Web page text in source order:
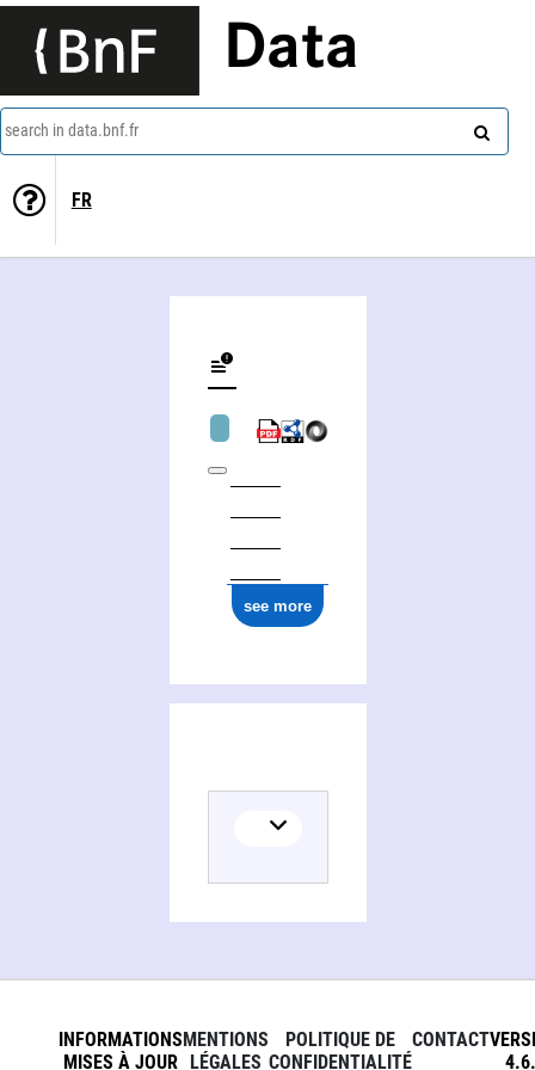
Data
search in data.bnf.fr
FR
see more
INFORMATIONS
MISES À JOUR
MENTIONS
LÉGALES
POLITIQUE DE
CONFIDENTIALITÉ
CONTACT